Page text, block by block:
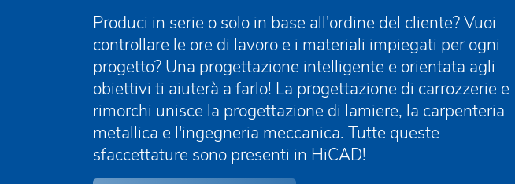
Produci in serie o solo in base all'ordine del cliente? Vuoi
controllare le ore di lavoro e i materiali impiegati per ogni
progetto? Una progettazione intelligente e orientata agli
obiettivi ti aiuterà a farlo! La progettazione di carrozzerie e
rimorchi unisce la progettazione di lamiere, la carpenteria
metallica e l'ingegneria meccanica. Tutte queste
sfaccettature sono presenti in HiCAD!